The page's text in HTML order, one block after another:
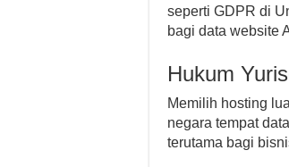
seperti GDPR di
bagi data website
Hukum
Memilih hosting
negara tempat
terutama bagi